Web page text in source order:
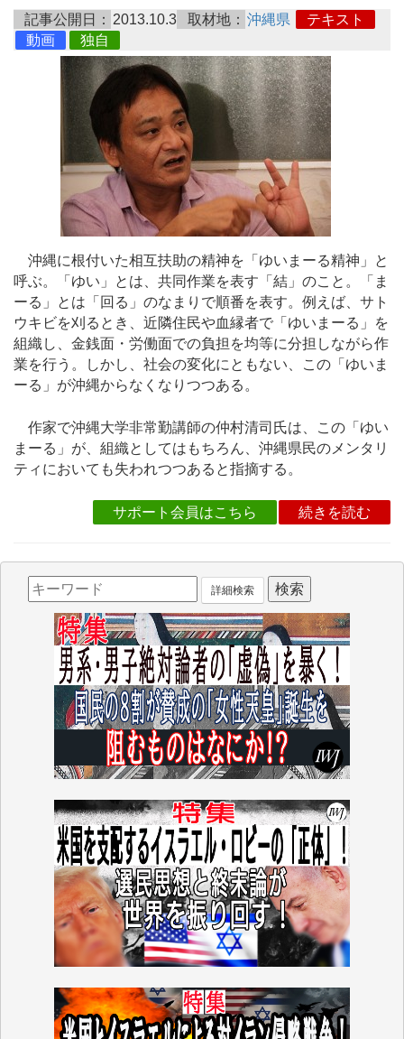
記事公開日： 2013.10.3 取材地： 沖縄県
テキスト
動画
独自
沖縄に根付いた相互扶助の精神を「ゆいまーる精神」と
呼ぶ。「ゆい」とは、共同作業を表す「結」のこと。「ま
ーる」とは「回る」のなまりで順番を表す。例えば、サト
ウキビを刈るとき、近隣住民や血縁者で「ゆいまーる」を
組織し、金銭面・労働面での負担を均等に分担しながら作
業を行う。しかし、社会の変化にともない、この「ゆいま
ーる」が沖縄からなくなりつつある。
作家で沖縄大学非常勤講師の仲村清司氏は、この「ゆい
まーる」が、組織としてはもちろん、沖縄県民のメンタリ
ティにおいても失われつつあると指摘する。
サポート会員はこちら 続きを読む
詳細検索